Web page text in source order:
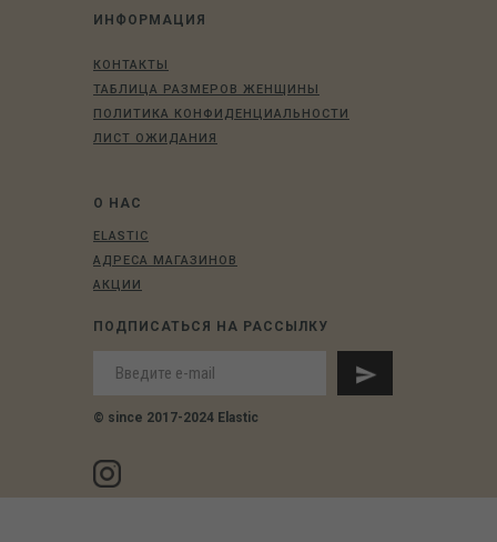
ИНФОРМАЦИЯ
О НАС
© since 2017-2024 Elastic
ПОДПИСАТЬСЯ НА РАССЫЛКУ
ELASTIC
АДРЕСА МАГАЗИНОВ
АКЦИИ
КОНТАКТЫ
ТАБЛИЦА РАЗМЕРОВ ЖЕНЩИНЫ
ПОЛИТИКА КОНФИДЕНЦИАЛЬНОСТИ
ЛИСТ ОЖИДАНИЯ